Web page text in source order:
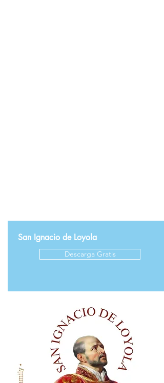
San Ignacio de Loyola
Descarga Gratis